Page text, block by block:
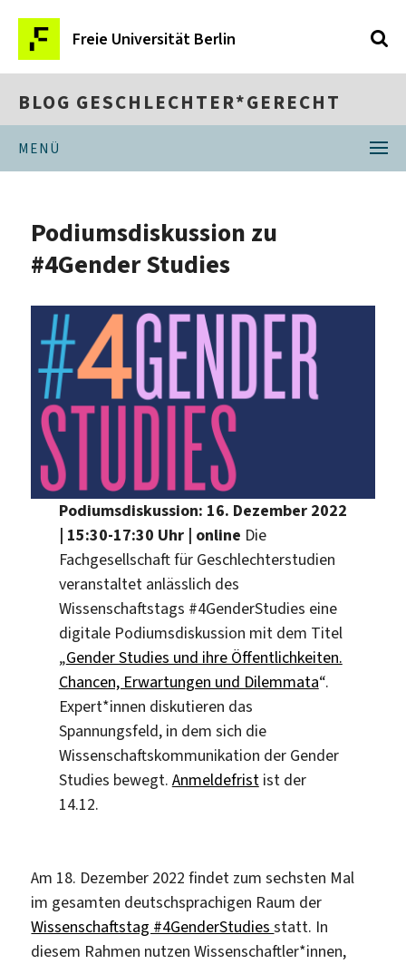
Freie Universität Berlin
BLOG GESCHLECHTER*GERECHT
MENÜ
Podiumsdiskussion zu
#4Gender Studies
Podiumsdiskussion: 16. Dezember 2022
| 15:30-17:30 Uhr | online Die
Fachgesellschaft für Geschlechterstudien
veranstaltet anlässlich des
Wissenschaftstags #4GenderStudies eine
digitale Podiumsdiskussion mit dem Titel
„Gender Studies und ihre Öffentlichkeiten.
Chancen, Erwartungen und Dilemmata“.
Expert*innen diskutieren das
Spannungsfeld, in dem sich die
Wissenschaftskommunikation der Gender
Studies bewegt. Anmeldefristist der
14.12.
Am 18. Dezember 2022 findet zum sechsten Mal
im gesamten deutschsprachigen Raum der
Wissenschaftstag #4GenderStudiesstatt. In
diesem Rahmen nutzen Wissenschaftler*innen,